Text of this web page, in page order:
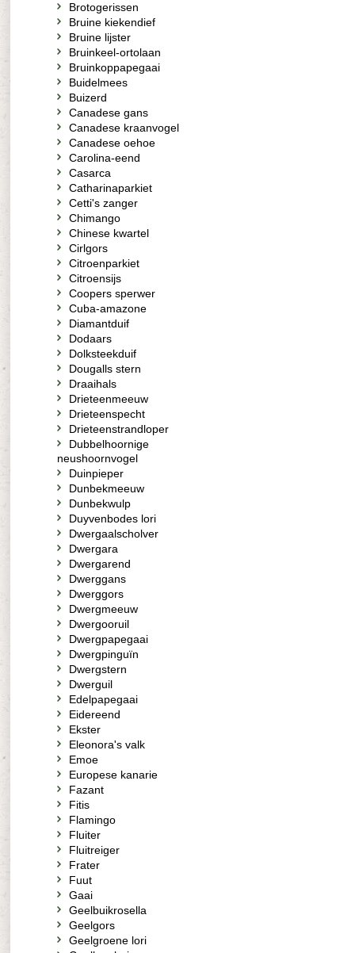
Brotogerissen
Bruine kiekendief
Bruine lijster
Bruinkeel-ortolaan
Bruinkoppapegaai
Buidelmees
Buizerd
Canadese gans
Canadese kraanvogel
Canadese oehoe
Carolina-eend
Casarca
Catharinaparkiet
Cetti's zanger
Chimango
Chinese kwartel
Cirlgors
Citroenparkiet
Citroensijs
Coopers sperwer
Cuba-amazone
Diamantduif
Dodaars
Dolksteekduif
Dougalls stern
Draaihals
Drieteenmeeuw
Drieteenspecht
Drieteenstrandloper
Dubbelhoornige
neushoornvogel
Duinpieper
Dunbekmeeuw
Dunbekwulp
Duyvenbodes lori
Dwergaalscholver
Dwergara
Dwergarend
Dwerggans
Dwerggors
Dwergmeeuw
Dwergooruil
Dwergpapegaai
Dwergpinguïn
Dwergstern
Dwerguil
Edelpapegaai
Eidereend
Ekster
Eleonora's valk
Emoe
Europese kanarie
Fazant
Fitis
Flamingo
Fluiter
Fluitreiger
Frater
Fuut
Gaai
Geelbuikrosella
Geelgors
Geelgroene lori